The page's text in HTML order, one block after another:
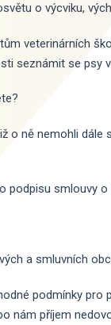
o výcviku,
veterinárních
seznámit se psy
o ně nemohli
podpisu smlouvy
a smluvních
podmínky
nám příjem